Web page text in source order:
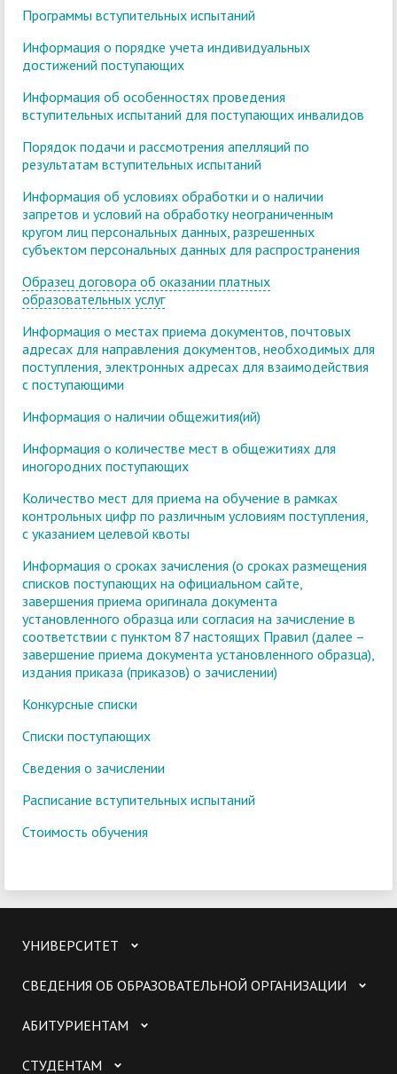
Программы вступительных испытаний
Информация о порядке учета индивидуальных
достижений поступающих
Информация об особенностях проведения
вступительных испытаний для поступающих инвалидов
Порядок подачи и рассмотрения апелляций по
результатам вступительных испытаний
Информация об условиях обработки и о наличии
запретов и условий на обработку неограниченным
кругом лиц персональных данных, разрешенных
субъектом персональных данных для распространения
Образец договора об оказании платных
образовательных услуг
Информация о местах приема документов, почтовых
адресах для направления документов, необходимых для
поступления, электронных адресах для взаимодействия
с поступающими
Информация о наличии общежития(ий)
Информация о количестве мест в общежитиях для
иногородних поступающих
Количество мест для приема на обучение в рамках
контрольных цифр по различным условиям поступления,
с указанием целевой квоты
Информация о сроках зачисления (о сроках размещения
списков поступающих на официальном сайте,
завершения приема оригинала документа
установленного образца или согласия на зачисление в
соответствии с пунктом 87 настоящих Правил (далее –
завершение приема документа установленного образца),
издания приказа (приказов) о зачислении)
Конкурсные списки
Списки поступающих
Сведения о зачислении
Расписание вступительных испытаний
Стоимость обучения
УНИВЕРСИТЕТ
СВЕДЕНИЯ ОБ ОБРАЗОВАТЕЛЬНОЙ ОРГАНИЗАЦИИ
АБИТУРИЕНТАМ
СТУДЕНТАМ